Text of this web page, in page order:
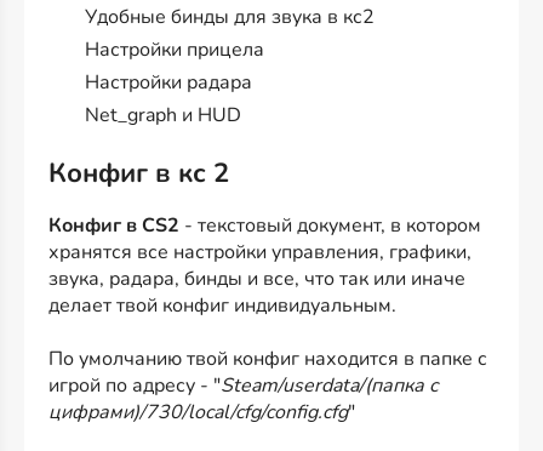
Удобные бинды для звука в кс2
Настройки прицела
Настройки радара
Net_graph и HUD
Конфиг в кс 2
Конфиг в CS2 - текстовый документ, в котором
хранятся все настройки управления, графики,
звука, радара, бинды и все, что так или иначе
делает твой конфиг индивидуальным.
По умолчанию твой конфиг находится в папке с
игрой по адресу - "Steam/userdata/(папка с
цифрами)/730/local/cfg/config.cfg"